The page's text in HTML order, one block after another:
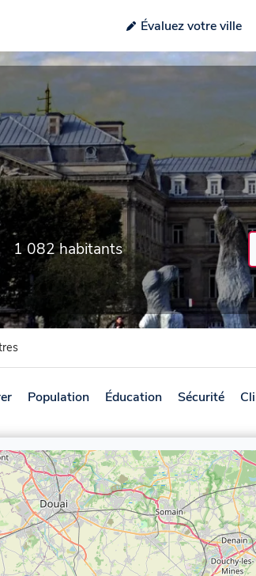
Évaluez votre ville
1 082 habitants
Population Éducation Sécurité